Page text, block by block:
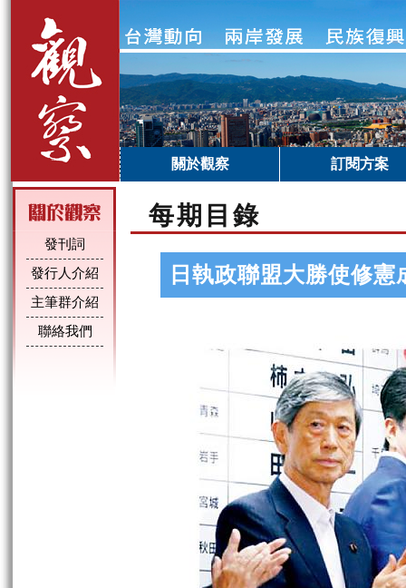
關於觀察 訂閱方案
發刊詞
發行人介紹
主筆群介紹
聯絡我們
每期目錄
日執政聯盟大勝使修